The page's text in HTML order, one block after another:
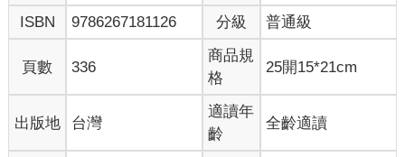
多半會獲勝，而這份篤定是源於過去的表現。信心之所以可以創
造未來，是因為行動奠定了基礎。而且就如大威廉絲所說的，信
信心的組成分為兩個部份：第一部份是你篤定自己可以做到某件
事，也就是所謂的「可以做到」（can do）元素；第二部份則是
認為自己做到某件事之後世界會稍有改變的信念，也就是所謂的
「可以實現」（can happen）元素。
也許你確信自己可以做更多運動（可以做到），但卻懷疑這是否
ISBN
9786267181126 分級 普通級
頁數 336
商品規
格
25開15*21cm
出版地 台灣
適讀年
齡
全齡適讀